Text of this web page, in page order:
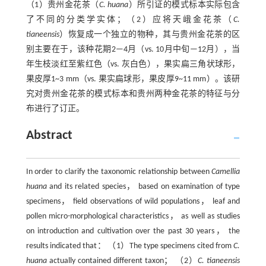
（1）贵州金花茶（C. huana）所引证的模式标本实际包含
了不同的分类学实体；（2）应将天峨金花茶（C.
tianeensis）恢复成一个独立的物种，其与贵州金花茶的区
别主要在于，该种花期2—4月（vs. 10月中旬—12月），当
年生枝淡红至紫红色（vs. 灰白色），果实扁三角状球形，
果皮厚1~3 mm（vs. 果实扁球形，果皮厚9~11 mm）。该研
究对贵州金花茶的模式标本和贵州两种金花茶的特征与分
布进行了订正。
Abstract
In order to clarify the taxonomic relationship betweenCamellia
huanaand its related species， based on examination of type
specimens， field observations of wild populations， leaf and
pollen micro-morphological characteristics， as well as studies
on introduction and cultivation over the past 30 years， the
results indicated that： （1）The type specimens cited fromC.
huanaactually contained different taxon； （2）C. tianeensis